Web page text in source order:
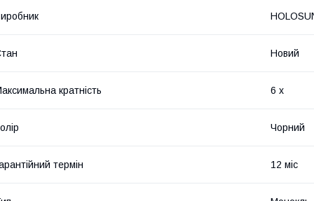
Новий
кратність 6 х
Чорний
термін 12 міс